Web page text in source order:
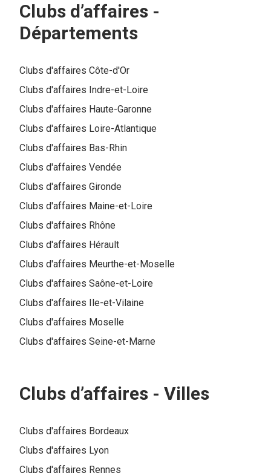
Clubs d’affaires -
Départements
Clubs d'affaires Côte-d'Or
Clubs d'affaires Indre-et-Loire
Clubs d'affaires Haute-Garonne
Clubs d'affaires Loire-Atlantique
Clubs d'affaires Bas-Rhin
Clubs d'affaires Vendée
Clubs d'affaires Gironde
Clubs d'affaires Maine-et-Loire
Clubs d'affaires Rhône
Clubs d'affaires Hérault
Clubs d'affaires Meurthe-et-Moselle
Clubs d'affaires Saône-et-Loire
Clubs d'affaires Ile-et-Vilaine
Clubs d'affaires Moselle
Clubs d'affaires Seine-et-Marne
Clubs d’affaires - Villes
Clubs d'affaires Bordeaux
Clubs d'affaires Lyon
Clubs d'affaires Rennes